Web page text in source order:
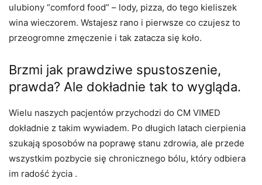
ulubiony “comford food” – lody, pizza, do tego kieliszek
wina wieczorem. Wstajesz rano i pierwsze co czujesz to
przeogromne zmęczenie i tak zatacza się koło.
Brzmi jak prawdziwe spustoszenie,
prawda? Ale dokładnie tak to wygląda.
Wielu naszych pacjentów przychodzi do CM VIMED
dokładnie z takim wywiadem. Po długich latach cierpienia
szukają sposobów na poprawę stanu zdrowia, ale przede
wszystkim pozbycie się chronicznego bólu, który odbiera
im radość życia .